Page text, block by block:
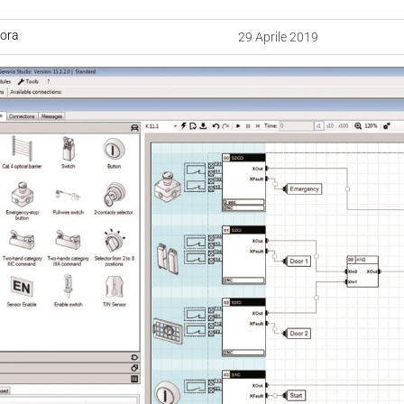
29 Aprile 2019